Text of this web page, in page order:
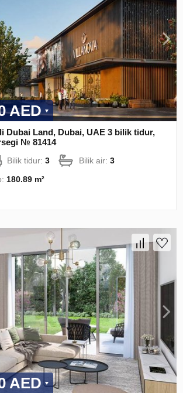
AED
Dubai Land, Dubai, UAE 3 bilik tidur,
№ 81414
Bilik tidur:3 Bilik air:3
180.89 m²
AED